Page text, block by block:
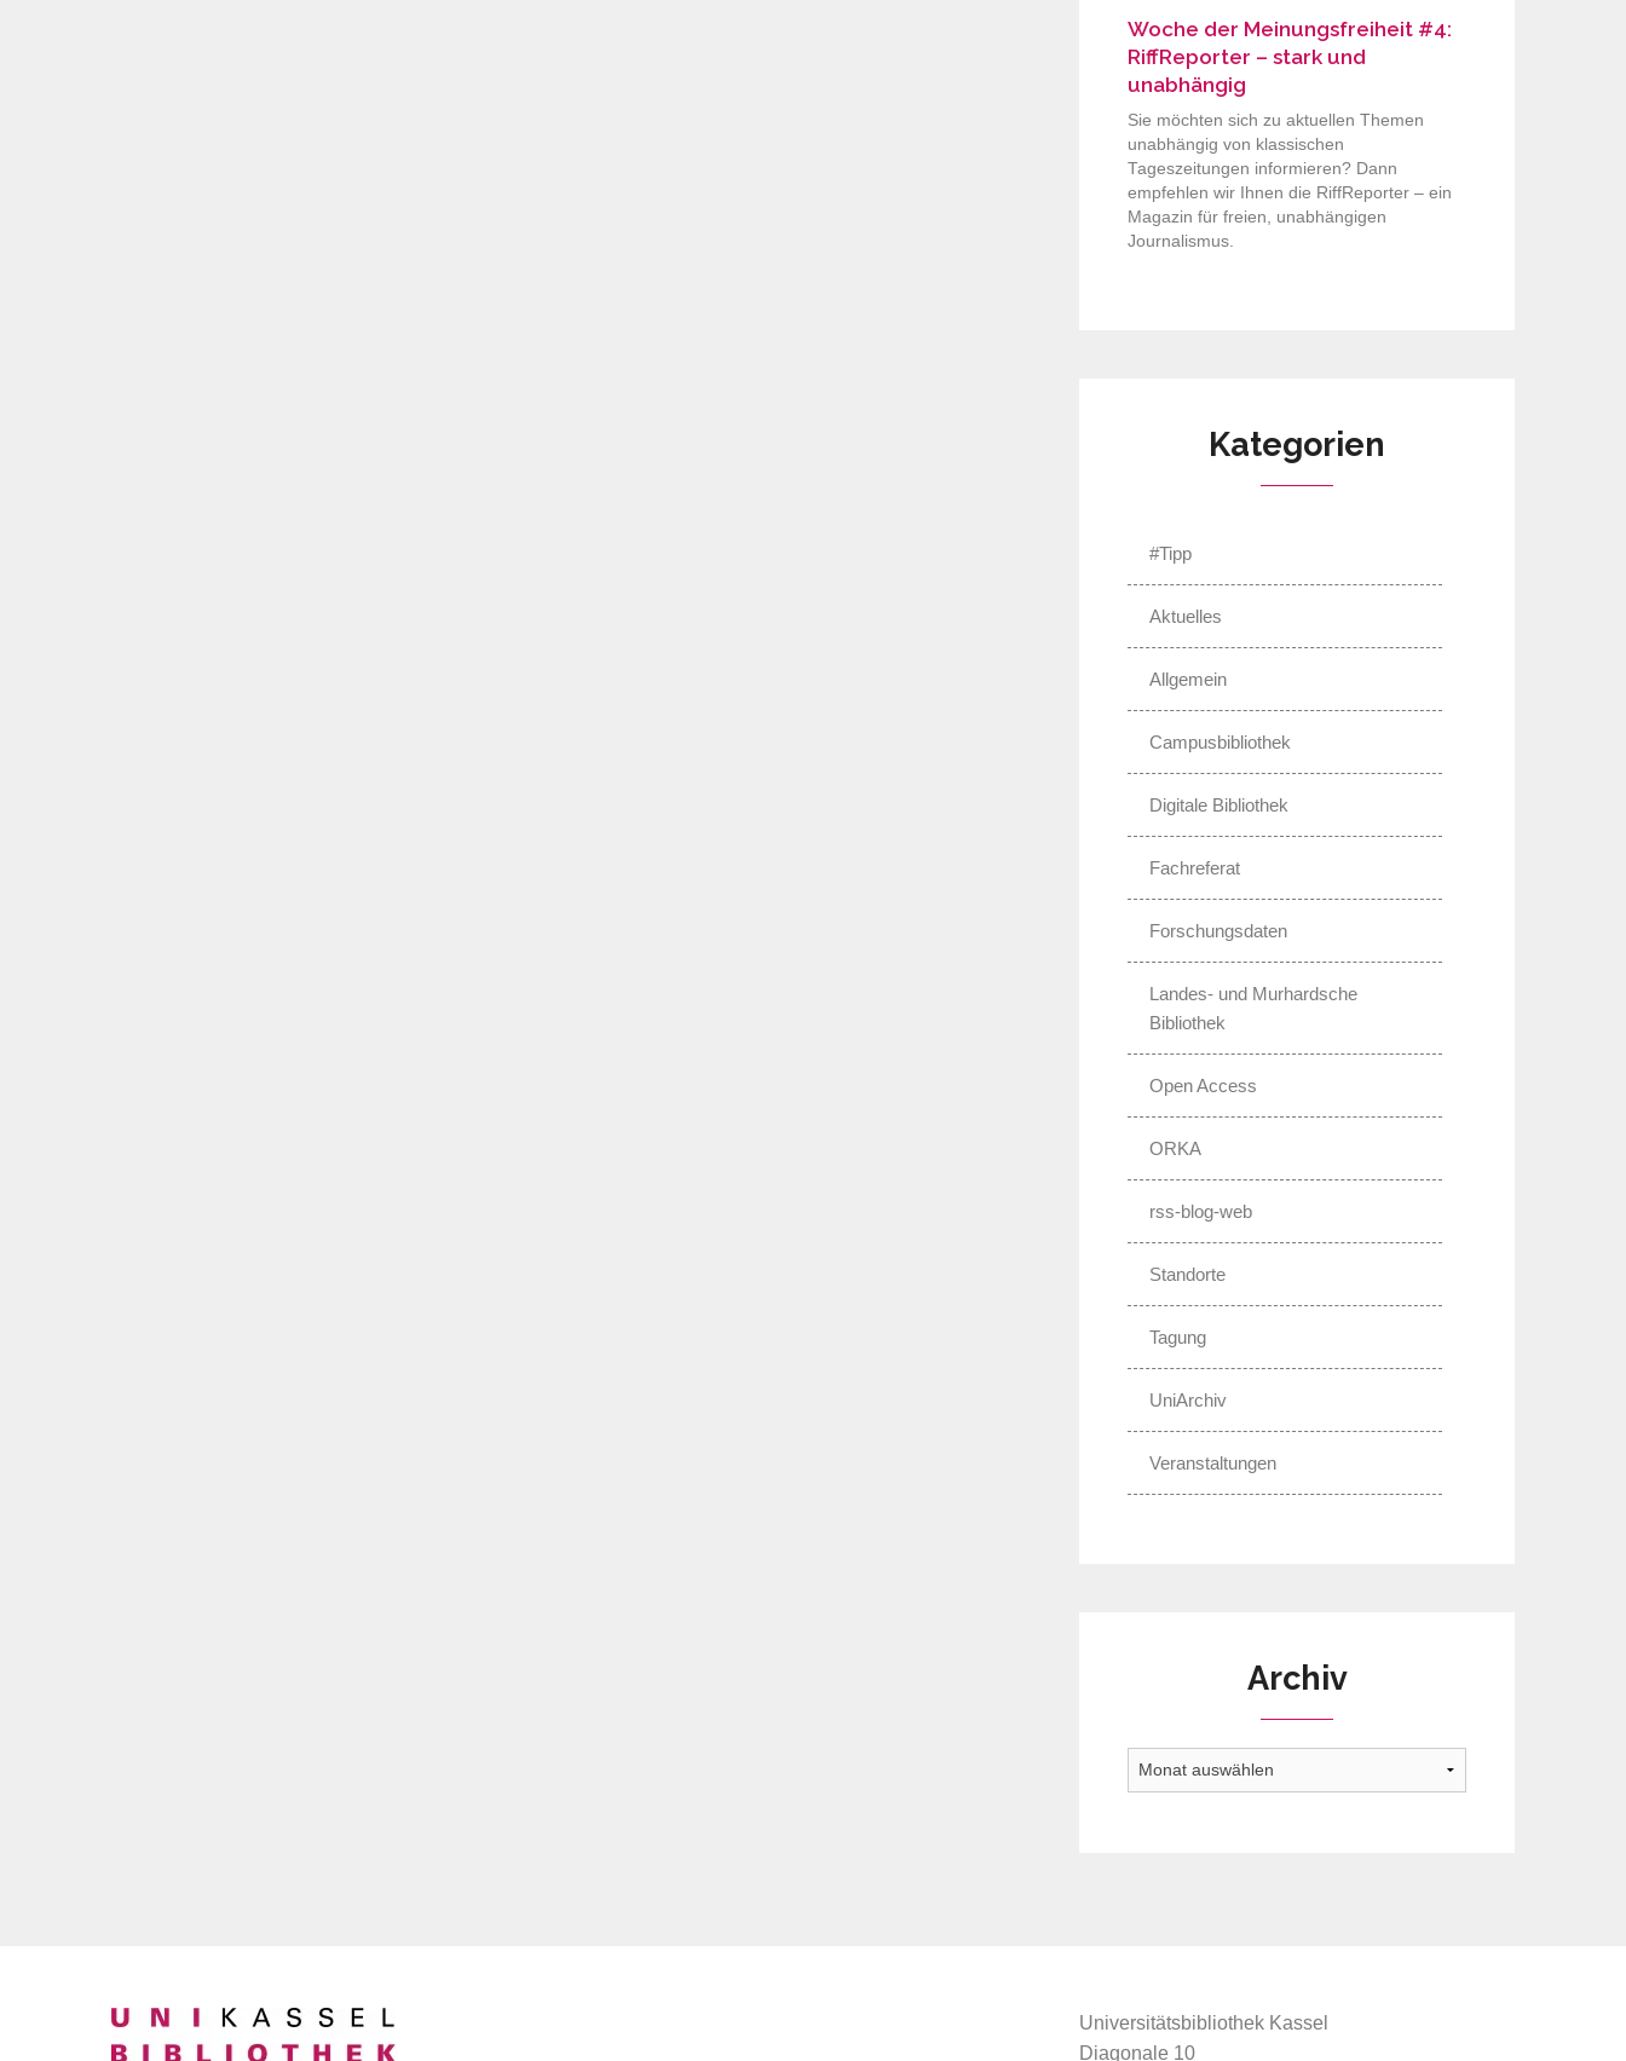
Woche der Meinungsfreiheit #4:
RiffReporter – stark und
unabhängig
Sie möchten sich zu aktuellen Themen
unabhängig von klassischen
Tageszeitungen informieren? Dann
empfehlen wir Ihnen die RiffReporter – ein
Magazin für freien, unabhängigen
Journalismus.
Kategorien
#Tipp
Aktuelles
Allgemein
Campusbibliothek
Digitale Bibliothek
Fachreferat
Forschungsdaten
Landes- und Murhardsche
Bibliothek
Open Access
ORKA
rss-blog-web
Standorte
Tagung
UniArchiv
Veranstaltungen
Archiv
Archiv
Universitätsbibliothek Kassel
Diagonale 10